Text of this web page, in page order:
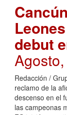
debut
Redacción /
reclamo de la
descenso en el
las campeonas